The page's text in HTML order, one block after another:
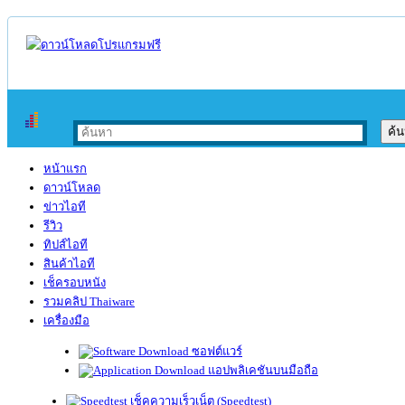
หน้าแรก
ดาวน์โหลด
ข่าวไอที
รีวิว
ทิปส์ไอที
สินค้าไอที
เช็ครอบหนัง
รวมคลิป Thaiware
เครื่องมือ
ซอฟต์แวร์
แอปพลิเคชันบนมือถือ
เช็คความเร็วเน็ต (Speedtest)